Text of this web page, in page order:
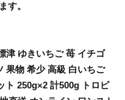
す。
津 ゆきいちご 苺 イチゴ
果物 希少 高級 白いちご
ト 250g×2 計500g トロピ